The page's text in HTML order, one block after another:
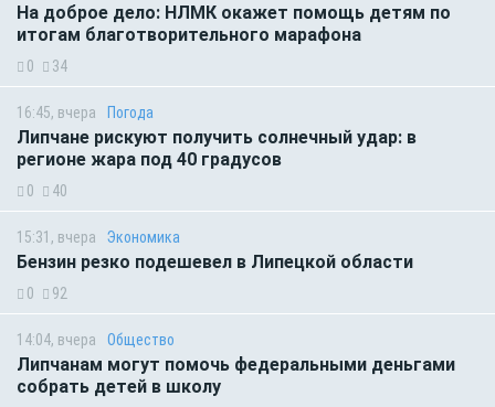
На доброе дело: НЛМК окажет помощь детям по
итогам благотворительного марафона
0 34
16:45, вчера Погода
Липчане рискуют получить солнечный удар: в
регионе жара под 40 градусов
0 40
15:31, вчера Экономика
Бензин резко подешевел в Липецкой области
0 92
14:04, вчера Общество
Липчанам могут помочь федеральными деньгами
собрать детей в школу